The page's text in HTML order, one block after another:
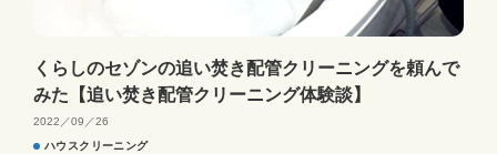
くらしのセゾンの追い焚き配管クリーニングを頼んで
みた【追い焚き配管クリーニング体験談】
2022／09／26
ハウスクリーニング